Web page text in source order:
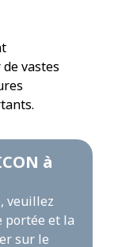
vastes
à
veuillez
portée et la
sur le